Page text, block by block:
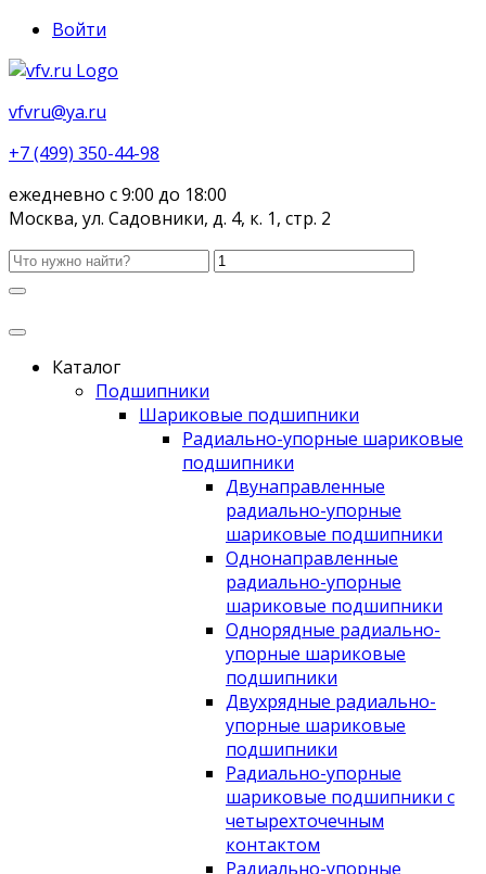
Войти
vfvru@ya.ru
+7 (499) 350-44-98
ежедневно с 9:00 до 18:00
Москва, ул. Садовники, д. 4, к. 1, стр. 2
Каталог
Подшипники
Шариковые подшипники
Радиально-упорные шариковые
подшипники
Двунаправленные
радиально-упорные
шариковые подшипники
Однонаправленные
радиально-упорные
шариковые подшипники
Однорядные радиально-
упорные шариковые
подшипники
Двухрядные радиально-
упорные шариковые
подшипники
Радиально-упорные
шариковые подшипники с
четырехточечным
контактом
Радиально-упорные